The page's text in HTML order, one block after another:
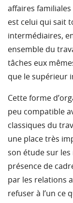
affaires
est celui qui sait
intermédiaires,
ensemble du
tâches eux
que le supérieur
Cette forme
peu compatible
classiques du
une place très
son étude sur les
présence de
par les relations
refuser à l’un ce